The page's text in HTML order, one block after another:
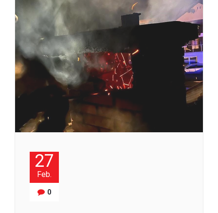
27
Feb.
0